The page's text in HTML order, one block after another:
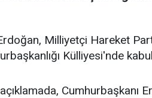
Milliyetçi Hareket
Külliyesi'nde
Cumhurbaşkanı